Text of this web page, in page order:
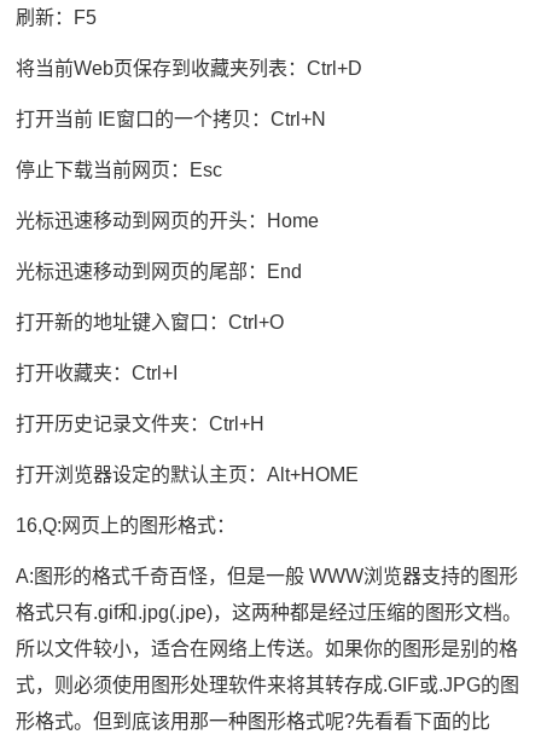
刷新：F5
将当前Web页保存到收藏夹列表：Ctrl+D
打开当前 IE窗口的一个拷贝：Ctrl+N
停止下载当前网页：Esc
光标迅速移动到网页的开头：Home
光标迅速移动到网页的尾部：End
打开新的地址键入窗口：Ctrl+O
打开收藏夹：Ctrl+I
打开历史记录文件夹：Ctrl+H
打开浏览器设定的默认主页：Alt+HOME
16,Q:网页上的图形格式：
A:图形的格式千奇百怪，但是一般 WWW浏览器支持的图形
格式只有.gif和.jpg(.jpe)，这两种都是经过压缩的图形文档。
所以文件较小，适合在网络上传送。如果你的图形是别的格
式，则必须使用图形处理软件来将其转存成.GIF或.JPG的图
形格式。但到底该用那一种图形格式呢?先看看下面的比